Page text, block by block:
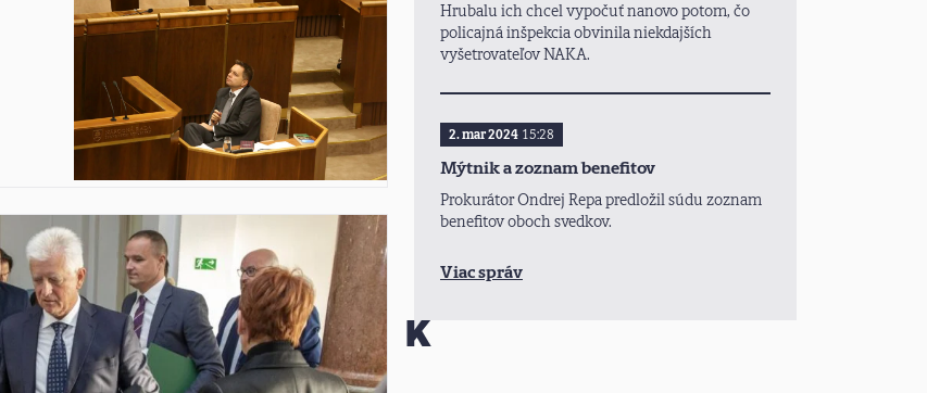
Hrubalu ich chcel vypočuť nanovo potom, čo
policajná inšpekcia obvinila niekdajších
vyšetrovateľov NAKA.
2. mar 2024 15:28
Mýtnik a zoznam benefitov
Prokurátor Ondrej Repa predložil súdu zoznam
benefitov oboch svedkov.
Viac správ